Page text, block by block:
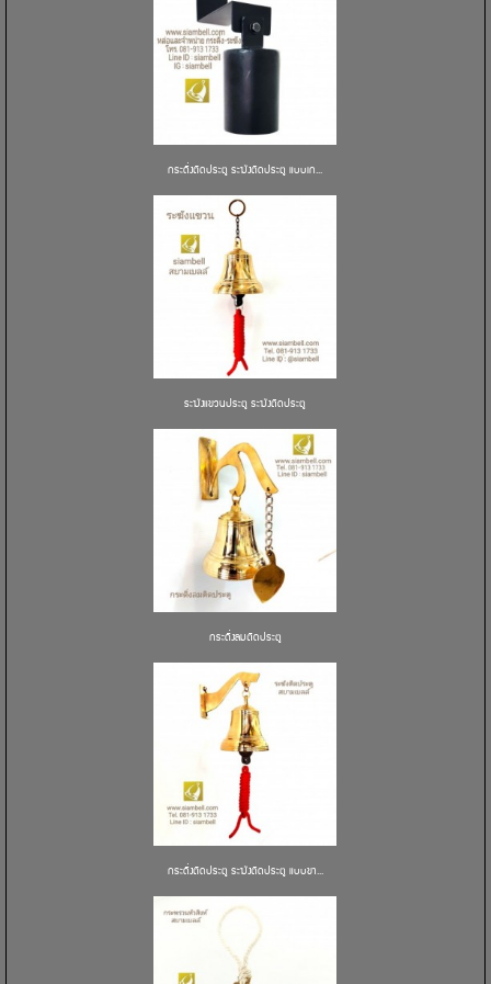
กระดิ่งติดประตู ระฆังติดประตู แบบเก...
ระฆังแขวนประตู ระฆังติดประตู
กระดิ่งลมติดประตู
กระดิ่งติดประตู ระฆังติดประตู แบบขา...